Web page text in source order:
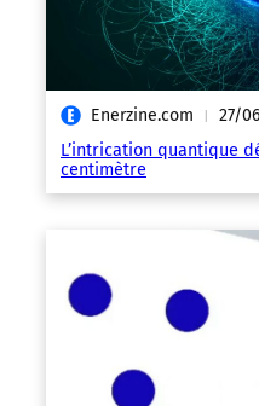
Enerzine.com | 27/
L’intrication quantique
centimètre